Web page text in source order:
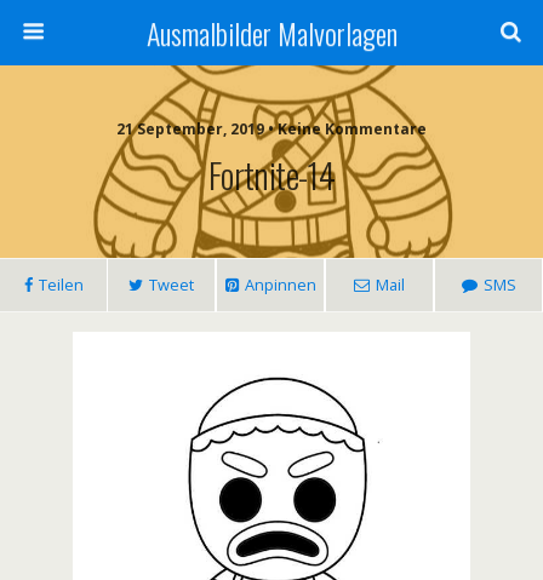
Ausmalbilder Malvorlagen
21 September, 2019 • Keine Kommentare
Fortnite-14
Teilen Tweet Anpinnen Mail SMS